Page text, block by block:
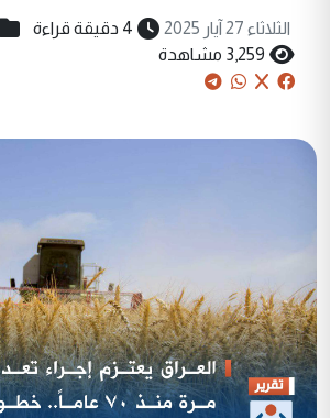
الثلاثاء 27 آيار 2025 4 دقيقة قراءة
3,259 مشاهدة